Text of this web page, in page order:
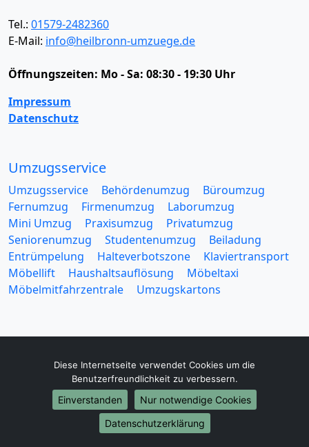
Tel.: 01579-2482360
E-Mail: info@heilbronn-umzuege.de
Öffnungszeiten: Mo - Sa: 08:30 - 19:30 Uhr
Impressum
Datenschutz
Umzugsservice
Umzugsservice Behördenumzug
Büroumzug
Fernumzug
Firmenumzug
Laborumzug
Mini Umzug
Praxisumzug
Privatumzug
Seniorenumzug
Studentenumzug
Beiladung
Entrümpelung
Halteverbotszone
Klaviertransport
Möbellift
Haushaltsauflösung
Möbeltaxi
Möbelmitfahrzentrale
Umzugskartons
Europa-Umzüge
Umzug von Heilbronn nach Belarus
Umzug von Heilbronn nach Belgien
Umzug von Heilbronn nach Bulgarien
Diese Internetseite verwendet Cookies um die
Benutzerfreundlichkeit zu verbessern.
Einverstanden
Nur notwendige Cookies
Datenschutzerklärung